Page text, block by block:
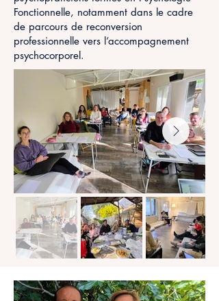
Fonctionnelle, notamment dans le cadre
de parcours de reconversion
professionnelle vers l’accompagnement
psychocorporel.